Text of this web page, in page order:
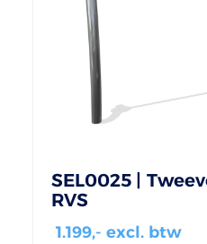
SEL0025 |
RVS
1.199,- excl. btw